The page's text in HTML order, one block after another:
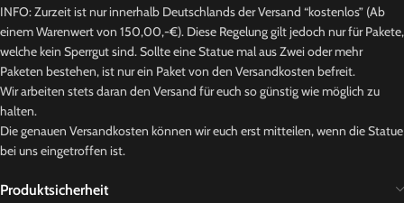
INFO: Zurzeit ist nur innerhalb Deutschlands der Versand “kostenlos” (Ab
einem Warenwert von 150,00,-€). Diese Regelung gilt jedoch nur für Pakete,
welche kein Sperrgut sind. Sollte eine Statue mal aus Zwei oder mehr
Paketen bestehen, ist nur ein Paket von den Versandkosten befreit.
Wir arbeiten stets daran den Versand für euch so günstig wie möglich zu
halten.
Die genauen Versandkosten können wir euch erst mitteilen, wenn die Statue
bei uns eingetroffen ist.
Produktsicherheit